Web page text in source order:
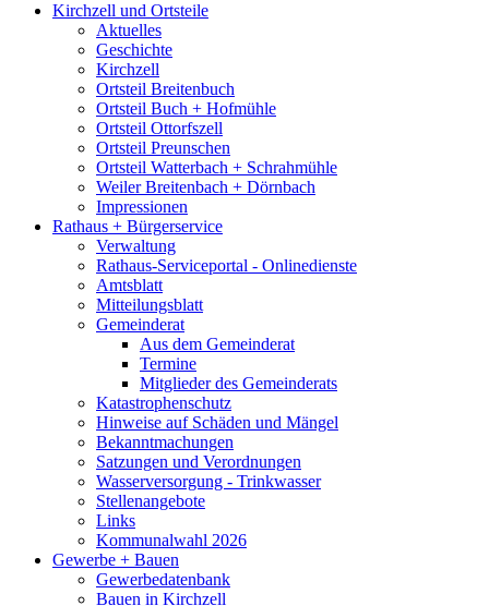
Kirchzell und Ortsteile
Aktuelles
Geschichte
Kirchzell
Ortsteil Breitenbuch
Ortsteil Buch + Hofmühle
Ortsteil Ottorfszell
Ortsteil Preunschen
Ortsteil Watterbach + Schrahmühle
Weiler Breitenbach + Dörnbach
Impressionen
Rathaus + Bürgerservice
Verwaltung
Rathaus-Serviceportal - Onlinedienste
Amtsblatt
Mitteilungsblatt
Gemeinderat
Aus dem Gemeinderat
Termine
Mitglieder des Gemeinderats
Katastrophenschutz
Hinweise auf Schäden und Mängel
Bekanntmachungen
Satzungen und Verordnungen
Wasserversorgung - Trinkwasser
Stellenangebote
Links
Kommunalwahl 2026
Gewerbe + Bauen
Gewerbedatenbank
Bauen in Kirchzell